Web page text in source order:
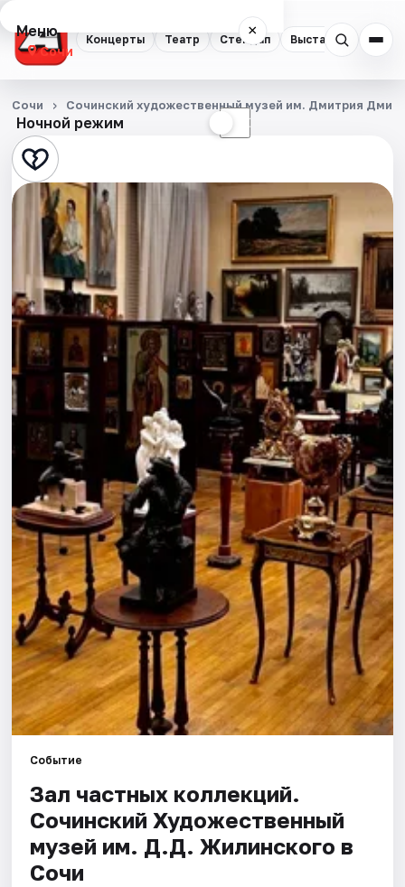
Концерты Театр Стендап Выставки
Меню ×
Сочи
Концерты
Театр
Стендап
Выставки
Квесты
Экскурсии
Спорт
События
Города
Площадки
Артисты
Рейтинги
Ночной режим ☾
Сочи Сочинский художественный музей им. Дмитрия
Событие
Зал частных коллекций.
Сочинский Художественный
музей им. Д.Д. Жилинского в
Сочи